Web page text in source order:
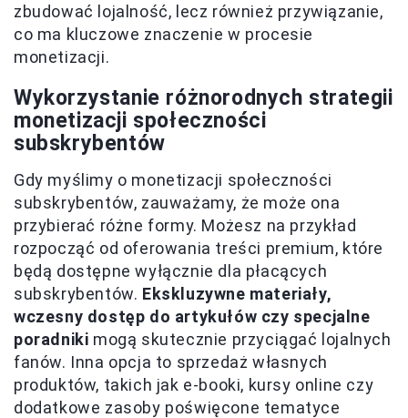
zbudować lojalność, lecz również przywiązanie,
co ma kluczowe znaczenie w procesie
monetizacji.
Wykorzystanie różnorodnych strategii
monetizacji społeczności
subskrybentów
Gdy myślimy o monetizacji społeczności
subskrybentów, zauważamy, że może ona
przybierać różne formy. Możesz na przykład
rozpocząć od oferowania treści premium, które
będą dostępne wyłącznie dla płacących
subskrybentów. Ekskluzywne materiały,
wczesny dostęp do artykułów czy specjalne
poradniki mogą skutecznie przyciągać lojalnych
fanów. Inna opcja to sprzedaż własnych
produktów, takich jak e-booki, kursy online czy
dodatkowe zasoby poświęcone tematyce